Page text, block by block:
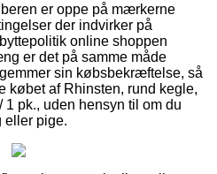
er oppe på mærkerne
der indvirker på
online shoppen
er det på samme måde
sin købsbekræftelse, så
købet af Rhinsten, rund kegle,
1 pk., uden hensyn til om du
eller pige.